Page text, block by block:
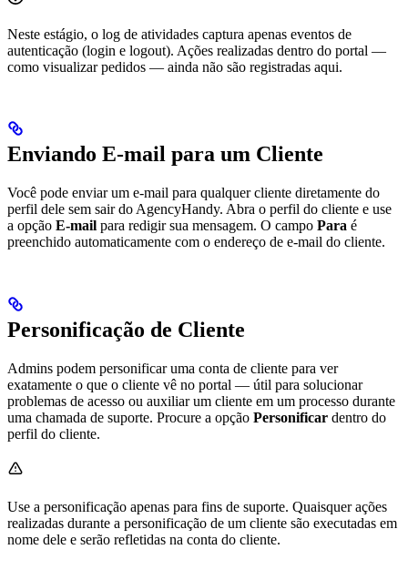
Neste estágio, o log de atividades captura apenas eventos de
autenticação (login e logout). Ações realizadas dentro do portal —
como visualizar pedidos — ainda não são registradas aqui.
Enviando E-mail para um Cliente
Você pode enviar um e-mail para qualquer cliente diretamente do
perfil dele sem sair do AgencyHandy. Abra o perfil do cliente e use
a opção E-mail para redigir sua mensagem. O campo Para é
preenchido automaticamente com o endereço de e-mail do cliente.
Personificação de Cliente
Admins podem personificar uma conta de cliente para ver
exatamente o que o cliente vê no portal — útil para solucionar
problemas de acesso ou auxiliar um cliente em um processo durante
uma chamada de suporte. Procure a opção Personificar dentro do
perfil do cliente.
Use a personificação apenas para fins de suporte. Quaisquer ações
realizadas durante a personificação de um cliente são executadas em
nome dele e serão refletidas na conta do cliente.